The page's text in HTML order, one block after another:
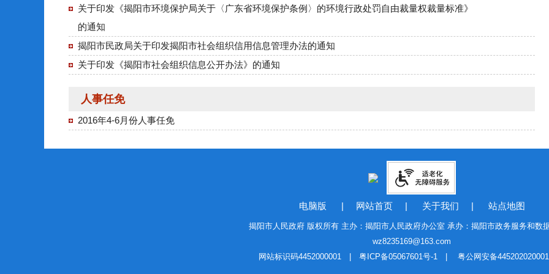
关于印发《揭阳市环境保护局关于〈广东省环境保护条例〉的环境行政处罚自由裁量权裁量标准》
的通知
揭阳市民政局关于印发揭阳市社会组织信用信息管理办法的通知
关于印发《揭阳市社会组织信息公开办法》的通知
人事任免
2016年4-6月份人事任免
电脑版 | 网站首页 | 关于我们 | 站点地图
揭阳市人民政府 版权所有 主办：揭阳市人民政府办公室 承办：揭阳市政务服务和数
wz8235169@163.com
网站标识码4452000001 | 粤ICP备05067601号-1| 粤公网安备